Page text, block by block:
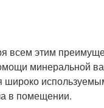
всем этим
минеральной
широко
в помещении.